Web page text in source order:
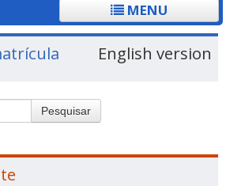
MENU
English version
Pesquisar